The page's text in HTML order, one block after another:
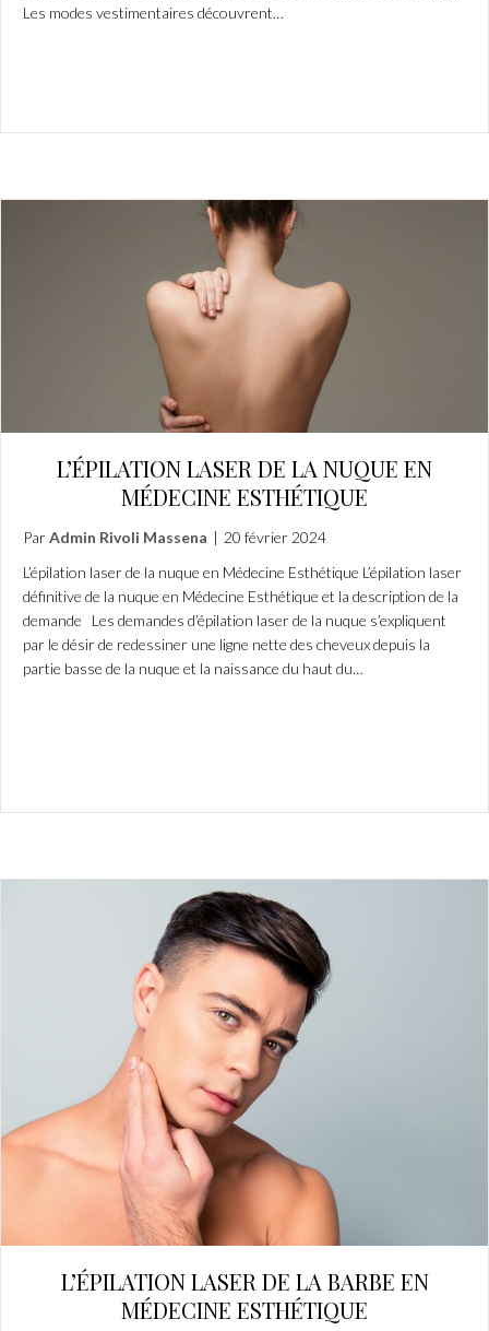
Les modes vestimentaires découvrent…
L’ÉPILATION LASER DE LA NUQUE EN
MÉDECINE ESTHÉTIQUE
ParAdmin Rivoli Massena | 20 février 2024
L’épilation laser de la nuque en Médecine Esthétique L’épilation laser
définitive de la nuque en Médecine Esthétique et la description de la
demande Les demandes d’épilation laser de la nuque s’expliquent
par le désir de redessiner une ligne nette des cheveux depuis la
partie basse de la nuque et la naissance du haut du…
L’ÉPILATION LASER DE LA BARBE EN
MÉDECINE ESTHÉTIQUE